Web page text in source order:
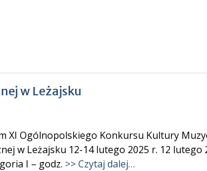
w Leżajsku
XI Ogólnopolskiego Konkursu Kultury
w Leżajsku 12-14 lutego 2025 r. 12 lutego
I – godz. >> Czytaj dalej…